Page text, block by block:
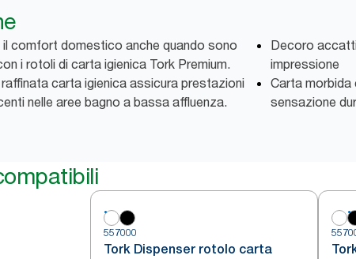
comfort domestico anche quando sono
i rotoli di carta igienica Tork Premium.
carta igienica assicura prestazioni
nelle aree bagno a bassa affluenza.
Decoro
impressione
Carta morbida
sensazione
557000
Tork Dispenser rotolo carta